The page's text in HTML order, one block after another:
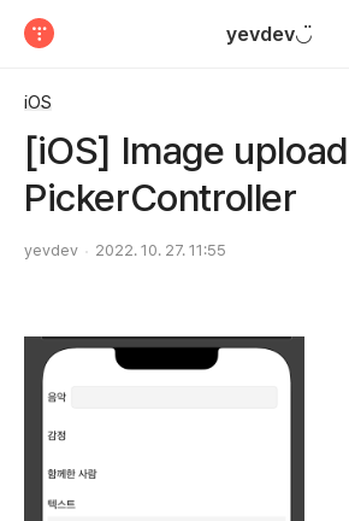
yevdev◡̈
iOS
[iOS] Image
PickerController
yevdev 2022. 10. 27. 11:55